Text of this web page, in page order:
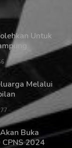
Untuk
Melalui
Buka
2024